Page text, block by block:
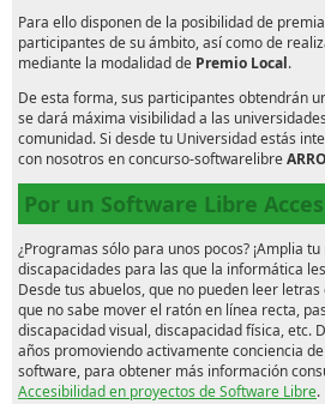
Para ello disponen de la posibilidad de
participantes de su ámbito, así como de
mediante la modalidad de Premio Local.
De esta forma, sus participantes obtendrán
se dará máxima visibilidad a las
comunidad. Si desde tu Universidad estás
con nosotros en concurso-softwarelibre
Por un Software Libre
¿Programas sólo para unos pocos? ¡Amplia
discapacidades para las que la informática
Desde tus abuelos, que no pueden leer
que no sabe mover el ratón en línea recta,
discapacidad visual, discapacidad física, etc.
años promoviendo activamente conciencia
software, para obtener más información
Accesibilidad en proyectos de Software Libre.